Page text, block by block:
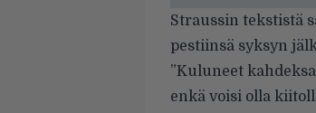
Straussin tekstistä
pestiinsä syksyn
”Kuluneet
enkä voisi olla